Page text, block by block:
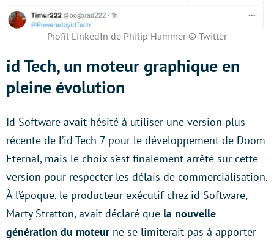
Profil LinkedIn de Philip Hammer © Twitter
id Tech, un moteur graphique en
pleine évolution
Id Software avait hésité à utiliser une version plus
récente de l’id Tech 7 pour le développement de Doom
Eternal, mais le choix s’est finalement arrêté sur cette
version pour respecter les délais de commercialisation.
À l’époque, le producteur exécutif chez id Software,
Marty Stratton, avait déclaré que la nouvelle
génération du moteurne se limiterait pas à apporter